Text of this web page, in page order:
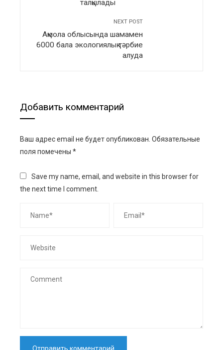
талқылады
NEXT POST
Ақмола облысында шамамен
6000 бала экологиялық тәрбие
алуда
Добавить комментарий
Ваш адрес email не будет опубликован. Обязательные
поля помечены *
Save my name, email, and website in this browser for
the next time I comment.